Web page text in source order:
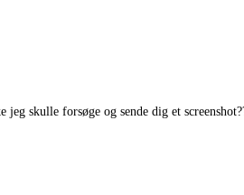
skulle forsøge og sende dig et